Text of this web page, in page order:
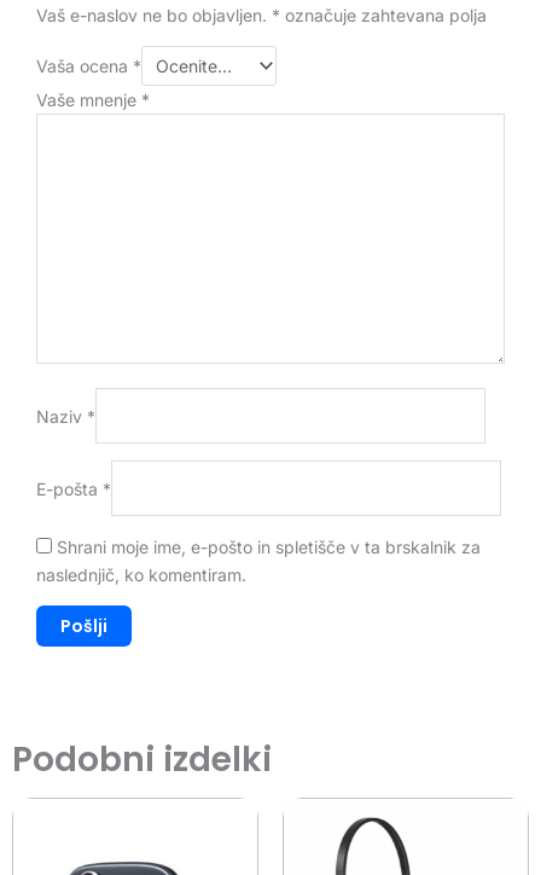
Vaš e-naslov ne bo objavljen. * označuje zahtevana polja
Vaša ocena *
Vaše mnenje *
Naziv *
E-pošta *
Shrani moje ime, e-pošto in spletišče v ta brskalnik za
naslednjič, ko komentiram.
Podobni izdelki